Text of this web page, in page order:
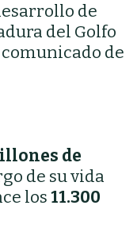
de
del Golfo
de
de
de su vida
los11.300